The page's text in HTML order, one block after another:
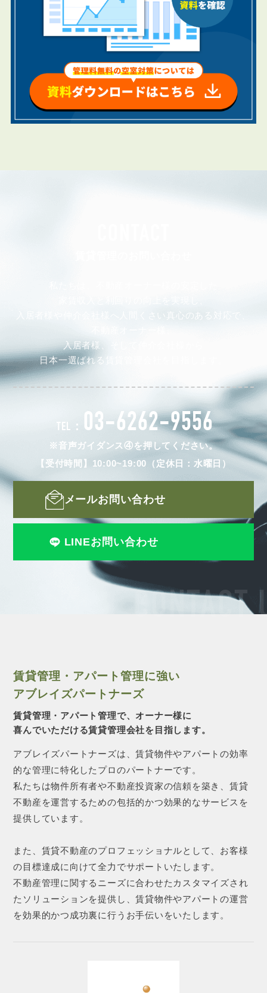
CONTACT
入居者様や仲介会社様へ人間くさい真心のある対応で、
入居者様、そして仲介会社様から
日本一選ばれる賃貸管理会社を目指します。
TEL： 03-6262-9556
※音声ガイダンス④を押してください。
【受付時間】10:00~19:00（定休日：水曜日）
メールお問い合わせ
LINEお問い合わせ
賃貸管理・アパート管理に強い
アブレイズパートナーズ
賃貸管理・アパート管理で、オーナー様に
喜んでいただける賃貸管理会社を目指します。
アブレイズパートナーズは、賃貸物件やアパートの効率
的な管理に特化したプロのパートナーです。
私たちは物件所有者や不動産投資家の信頼を築き、賃貸
不動産を運営するための包括的かつ効果的なサービスを
提供しています。
また、賃貸不動産のプロフェッショナルとして、お客様
の目標達成に向けて全力でサポートいたします。
不動産管理に関するニーズに合わせたカスタマイズされ
たソリューションを提供し、賃貸物件やアパートの運営
を効果的かつ成功裏に行うお手伝いをいたします。